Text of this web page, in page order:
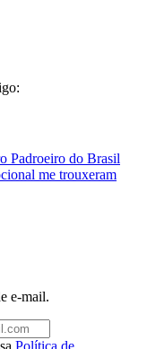
Padroeiro do Brasil
me trouxeram
e-mail.
Política de